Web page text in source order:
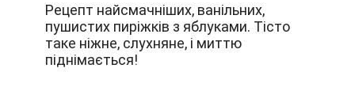
Рецепт найсмачніших, ванільних,
пушистих пиріжків з яблуками. Тісто
таке ніжне, слухняне, і миттю
піднімається!